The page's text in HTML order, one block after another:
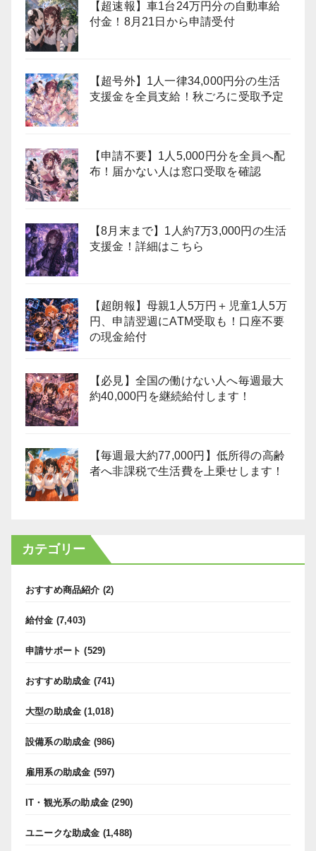
【超速報】車1台24万円分の自動車給
付金！8月21日から申請受付
【超号外】1人一律34,000円分の生活
支援金を全員支給！秋ごろに受取予定
【申請不要】1人5,000円分を全員へ配
布！届かない人は窓口受取を確認
【8月末まで】1人約7万3,000円の生活
支援金！詳細はこちら
【超朗報】母親1人5万円＋児童1人5万
円、申請翌週にATM受取も！口座不要
の現金給付
【必見】全国の働けない人へ毎週最大
約40,000円を継続給付します！
【毎週最大約77,000円】低所得の高齢
者へ非課税で生活費を上乗せします！
カテゴリー
おすすめ商品紹介 (2)
給付金 (7,403)
申請サポート (529)
おすすめ助成金 (741)
大型の助成金 (1,018)
設備系の助成金 (986)
雇用系の助成金 (597)
IT・観光系の助成金 (290)
ユニークな助成金 (1,488)